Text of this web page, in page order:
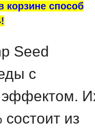
корзине способ
Seed
с
из